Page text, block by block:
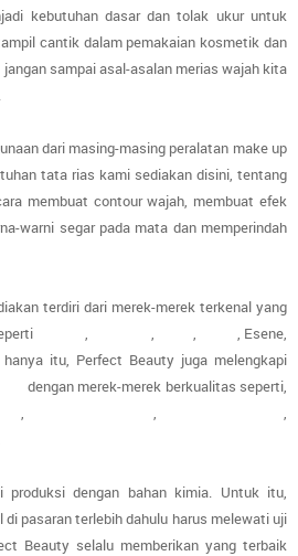
kebutuhan dasar dan tolak ukur untuk
cantik dalam pemakaian kosmetik dan
sampai asal-asalan merias wajah kita
dari masing-masing peralatan make up
tata rias kami sediakan disini, tentang
membuat contour wajah, membuat efek
warni segar pada mata dan memperindah
terdiri dari merek-merek terkenal yang
, , ,
, Esene,
itu, Perfect Beauty juga melengkapi
dengan merek-merek berkualitas seperti,
, Real Techniques, Masami Shouko,
produksi dengan bahan kimia. Untuk itu,
pasaran terlebih dahulu harus melewati uji
Beauty selalu memberikan yang terbaik